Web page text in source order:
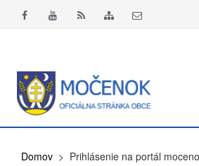
Domov > Prihlásenie na portál